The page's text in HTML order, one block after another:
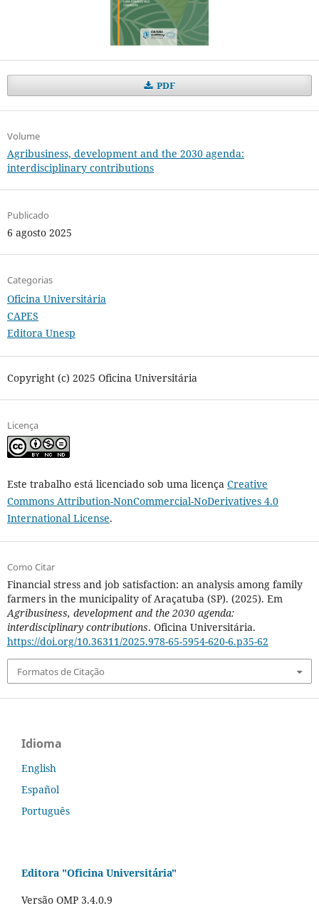
PDF
Volume
Agribusiness, development and the 2030 agenda:
interdisciplinary contributions
Publicado
6 agosto 2025
Categorias
Oficina Universitária
CAPES
Editora Unesp
Copyright (c) 2025 Oficina Universitária
Licença
Este trabalho está licenciado sob uma licença Creative
Commons Attribution-NonCommercial-NoDerivatives 4.0
International License.
Como Citar
Financial stress and job satisfaction: an analysis among family
farmers in the municipality of Araçatuba (SP). (2025). Em
Agribusiness, development and the 2030 agenda:
interdisciplinary contributions. Oficina Universitária.
https://doi.org/10.36311/2025.978-65-5954-620-6.p35-62
Formatos de Citação
Idioma
English
Español
Português
Editora "Oficina Universitária"
Versão OMP 3.4.0.9